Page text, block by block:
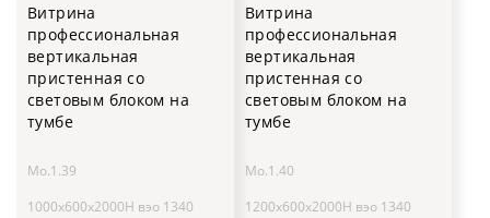
Витрина
профессиональная
вертикальная
пристенная со
световым блоком на
тумбе
Мо.1.39
1000х600х2000H вэо 1340
Витрина
профессиональная
вертикальная
пристенная со
световым блоком на
тумбе
Мо.1.40
1200х600х2000H вэо 1340